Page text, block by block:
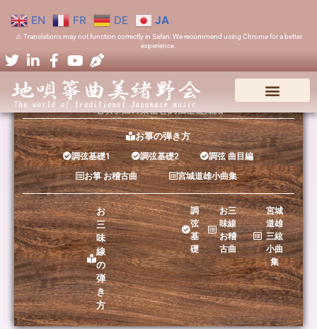
⚠ Translations may not function correctly in Safari. We recommend using Chrome for a better
experience.
地唄箏曲の楽器と調弦基礎知識
お箏の弾き方
調弦基礎1 調弦基礎2
調弦 曲目編
お箏 お稽古曲
宮城道雄小曲集
お
三
味
線
の
弾
き
方
調
弦
基
礎
お三
味線
お稽
古曲
宮城
道雄
三絃
小曲
集
EN FR DE JA